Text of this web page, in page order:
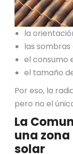
la
las
el consumo
el tamaño
Por eso, la
pero no el
La
una
solar